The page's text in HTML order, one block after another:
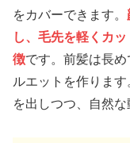
をカバーできます。
し、毛先を軽くカ
徴です。前髪は長
ルエットを作りま
を出しつつ、自然な